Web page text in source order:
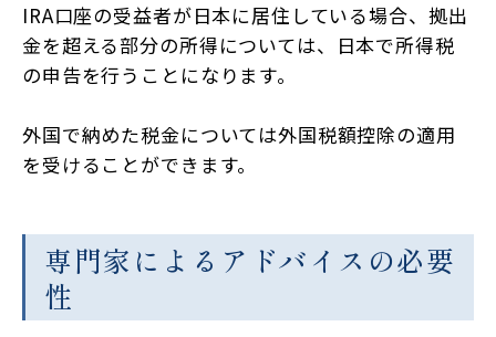
IRA口座の受益者が日本に居住している場合、拠出
金を超える部分の所得については、日本で所得税
の申告を行うことになります。
外国で納めた税金については外国税額控除の適用
を受けることができます。
専門家によるアドバイスの必要
性